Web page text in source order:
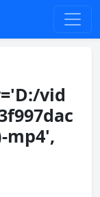
vid
mp4',